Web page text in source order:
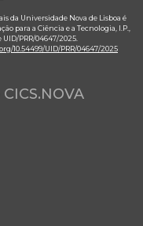
da Universidade Nova de Lisboa é
para a Ciência e a Tecnologia, I.P.,
PRR/04647/2025.
10.54499/UID/PRR/04647/2025